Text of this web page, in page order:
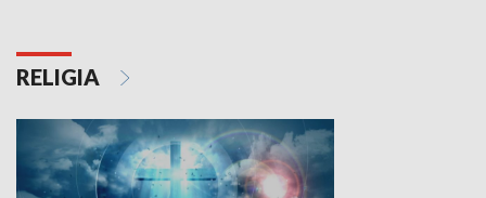
RELIGIA